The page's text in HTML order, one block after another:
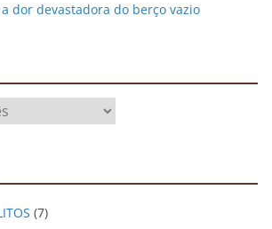
dor devastadora do berço vazio
(7)